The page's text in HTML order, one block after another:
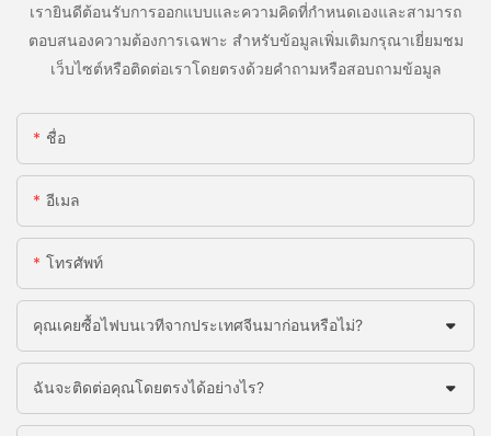
เรายินดีต้อนรับการออกแบบและความคิดที่กำหนดเองและสามารถ
ตอบสนองความต้องการเฉพาะ สำหรับข้อมูลเพิ่มเติมกรุณาเยี่ยมชม
เว็บไซต์หรือติดต่อเราโดยตรงด้วยคำถามหรือสอบถามข้อมูล
ชื่อ
อีเมล
โทรศัพท์
คุณเคยซื้อไฟบนเวทีจากประเทศจีนมาก่อนหรือไม่?
ฉันจะติดต่อคุณโดยตรงได้อย่างไร?